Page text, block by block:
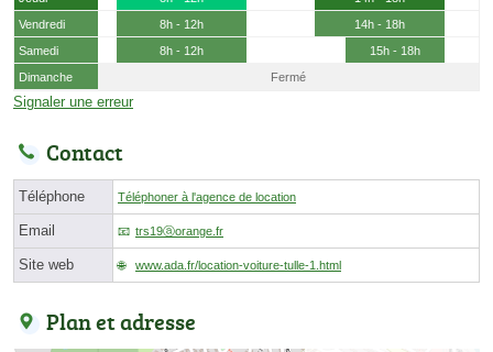
Vendredi
8h - 12h
14h - 18h
Samedi
8h - 12h
15h - 18h
Dimanche
Fermé
Signaler une erreur
Contact
Téléphone Téléphoner à l'agence de location
Email trs19ⓐorange.fr
Site web www.ada.fr/location-voiture-tulle-1.html
Plan et adresse